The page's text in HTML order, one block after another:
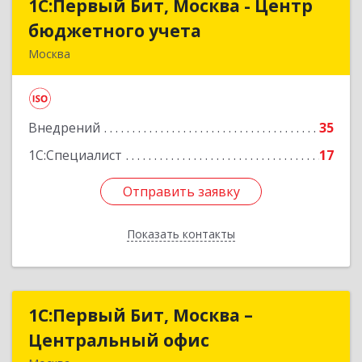
1С:Первый Бит, Москва - Центр
бюджетного учета
Москва
Внедрений
35
1С:Специалист
17
Отправить заявку
Показать контакты
1С:Первый Бит, Москва - Центр
бюджетного учета
Подробнее
Отправить заявку
Назад
1С:Первый Бит, Москва –
Центральный офис
1С:Первый Бит, Москва –
Центральный офис